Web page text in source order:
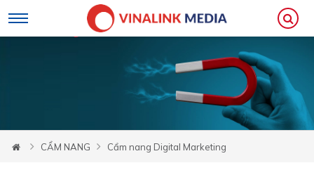
CẨM NANG Cẩm nang Digital Marketing